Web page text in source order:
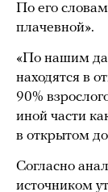
По его
плачевной».
«По нашим
находятся в
90%
иной части
в открытом
Согласно
источником